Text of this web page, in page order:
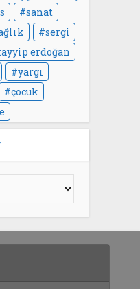
sanat
sergi
erdoğan
yargı
çocuk